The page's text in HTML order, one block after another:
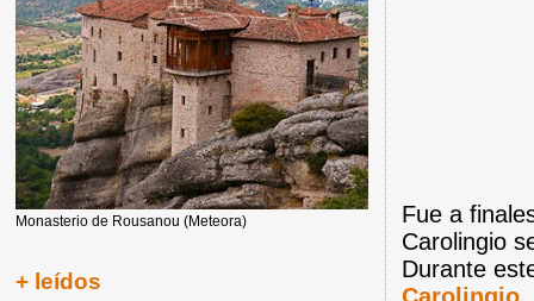
Fue a
Carolingio
Durante
Monasterio de Rousanou (Meteora)
+ leídos